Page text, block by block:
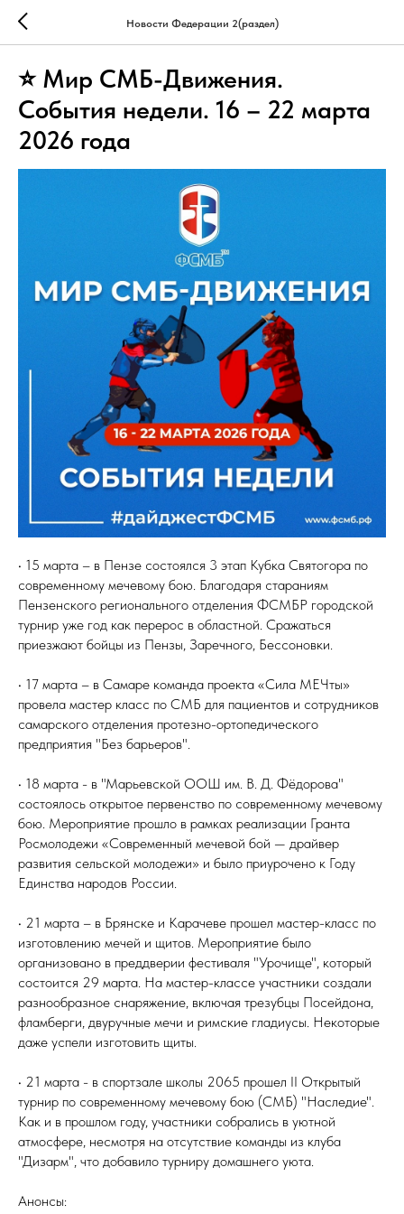
Новости Федерации 2(раздел)
⭐ Мир СМБ-Движения.
События недели. 16 – 22 марта
2026 года
• 15 марта – в Пензе состоялся 3 этап Кубка Святогора по
современному мечевому бою. Благодаря стараниям
Пензенского регионального отделения ФСМБР городской
турнир уже год как перерос в областной. Сражаться
приезжают бойцы из Пензы, Заречного, Бессоновки.
• 17 марта – в Самаре команда проекта «Сила МЕЧты»
провела мастер класс по СМБ для пациентов и сотрудников
самарского отделения протезно-ортопедического
предприятия "Без барьеров".
• 18 марта - в "Марьевской ООШ им. В. Д. Фёдорова"
состоялось открытое первенство по современному мечевому
бою. Мероприятие прошло в рамках реализации Гранта
Росмолодежи «Современный мечевой бой — драйвер
развития сельской молодежи» и было приурочено к Году
Единства народов России.
• 21 марта – в Брянске и Карачеве прошел мастер-класс по
изготовлению мечей и щитов. Мероприятие было
организовано в преддверии фестиваля "Урочище", который
состоится 29 марта. На мастер-классе участники создали
разнообразное снаряжение, включая трезубцы Посейдона,
фламберги, двуручные мечи и римские гладиусы. Некоторые
даже успели изготовить щиты.
• 21 марта - в спортзале школы 2065 прошел II Открытый
турнир по современному мечевому бою (СМБ) "Наследие".
Как и в прошлом году, участники собрались в уютной
атмосфере, несмотря на отсутствие команды из клуба
"Дизарм", что добавило турниру домашнего уюта.
Анонсы: